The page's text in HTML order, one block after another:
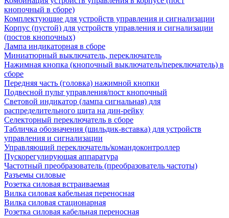
кнопочный в сборе)
Комплектующие для устройств управления и сигнализации
Корпус (пустой) для устройств управления и сигнализации
(постов кнопочных)
Лампа индикаторная в сборе
Миниатюрный выключатель, переключатель
Нажимная кнопка (кнопочный выключатель/переключатель) в
сборе
Передняя часть (головка) нажимной кнопки
Подвесной пульт управления/пост кнопочный
Световой индикатор (лампа сигнальная) для
распределительного щита на дин-рейку
Селекторный переключатель в сборе
Табличка обозначения (шильдик-вставка) для устройств
управления и сигнализации
Управляющий переключатель/командоконтроллер
Пускорегулирующая аппаратура
Частотный преобразователь (преобразователь частоты)
Разъемы силовые
Розетка силовая встраиваемая
Вилка силовая кабельная переносная
Вилка силовая стационарная
Розетка силовая кабельная переносная